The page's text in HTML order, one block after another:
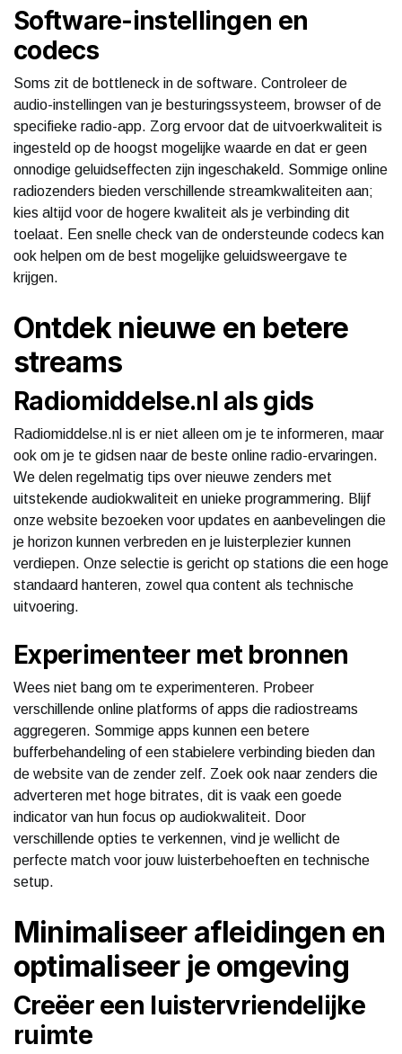
Software-instellingen en
codecs
Soms zit de bottleneck in de software. Controleer de
audio-instellingen van je besturingssysteem, browser of de
specifieke radio-app. Zorg ervoor dat de uitvoerkwaliteit is
ingesteld op de hoogst mogelijke waarde en dat er geen
onnodige geluidseffecten zijn ingeschakeld. Sommige online
radiozenders bieden verschillende streamkwaliteiten aan;
kies altijd voor de hogere kwaliteit als je verbinding dit
toelaat. Een snelle check van de ondersteunde codecs kan
ook helpen om de best mogelijke geluidsweergave te
krijgen.
Ontdek nieuwe en betere
streams
Radiomiddelse.nl als gids
Radiomiddelse.nl is er niet alleen om je te informeren, maar
ook om je te gidsen naar de beste online radio-ervaringen.
We delen regelmatig tips over nieuwe zenders met
uitstekende audiokwaliteit en unieke programmering. Blijf
onze website bezoeken voor updates en aanbevelingen die
je horizon kunnen verbreden en je luisterplezier kunnen
verdiepen. Onze selectie is gericht op stations die een hoge
standaard hanteren, zowel qua content als technische
uitvoering.
Experimenteer met bronnen
Wees niet bang om te experimenteren. Probeer
verschillende online platforms of apps die radiostreams
aggregeren. Sommige apps kunnen een betere
bufferbehandeling of een stabielere verbinding bieden dan
de website van de zender zelf. Zoek ook naar zenders die
adverteren met hoge bitrates, dit is vaak een goede
indicator van hun focus op audiokwaliteit. Door
verschillende opties te verkennen, vind je wellicht de
perfecte match voor jouw luisterbehoeften en technische
setup.
Minimaliseer afleidingen en
optimaliseer je omgeving
Creëer een luistervriendelijke
ruimte